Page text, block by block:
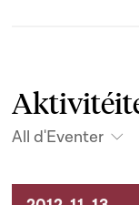
All d'Eventer
Aktivitéiten um